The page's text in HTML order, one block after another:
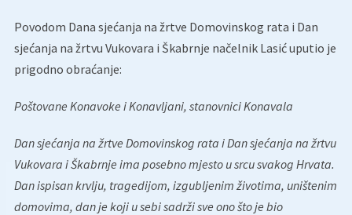
Povodom Dana sjećanja na žrtve Domovinskog rata i Dan
sjećanja na žrtvu Vukovara i Škabrnje načelnik Lasić uputio je
prigodno obraćanje:
Poštovane Konavoke i Konavljani, stanovnici Konavala
Dan sjećanja na žrtve Domovinskog rata i Dan sjećanja na žrtvu
Vukovara i Škabrnje ima posebno mjesto u srcu svakog Hrvata.
Dan ispisan krvlju, tragedijom, izgubljenim životima, uništenim
domovima, dan je koji u sebi sadrži sve ono što je bio